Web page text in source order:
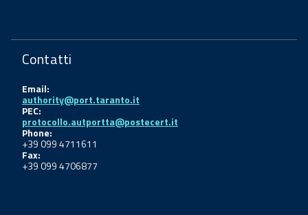
Contatti
Email:
authority@port.taranto.it
PEC:
protocollo.autportta@postecert.it
Phone:
+39 099 4711611
Fax:
+39 099 4706877